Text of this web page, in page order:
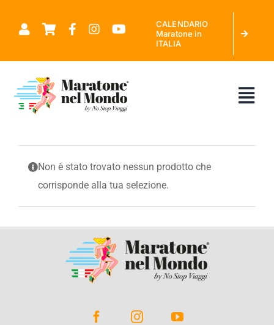
CALENDARIO
Maratone in
ITALIA
CHI SIAMO
MARATONE NEL MONDO
CALENDARIO MARATONE IN ITALIA
RICHIEDI PREVENTIVO
Non è stato trovato nessun prodotto che
corrisponde alla tua selezione.